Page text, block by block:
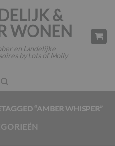
&
WONEN
en Landelijke
by Lots of Molly
“AMBER WHISPER”